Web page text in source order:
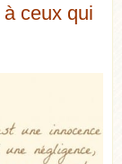
à ceux qui